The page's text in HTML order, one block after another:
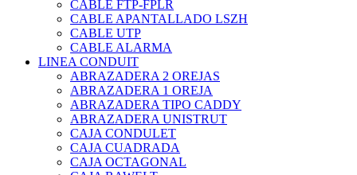
CABLE FTP-FPLR
CABLE APANTALLADO LSZH
CABLE UTP
CABLE ALARMA
LINEA CONDUIT
ABRAZADERA 2 OREJAS
ABRAZADERA 1 OREJA
ABRAZADERA TIPO CADDY
ABRAZADERA UNISTRUT
CAJA CONDULET
CAJA CUADRADA
CAJA OCTAGONAL